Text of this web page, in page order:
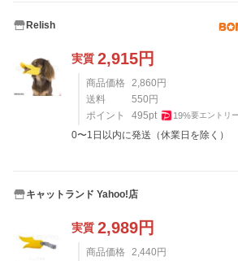
Relish
実質 2,915円
商品価格 2,860 円
送料
550 円
ポイント
495pt 19%要エントリー
0〜1日以内に発送（休業日を除く）
キャットランド Yahoo!店
実質 2,989円
商品価格 2,440 円